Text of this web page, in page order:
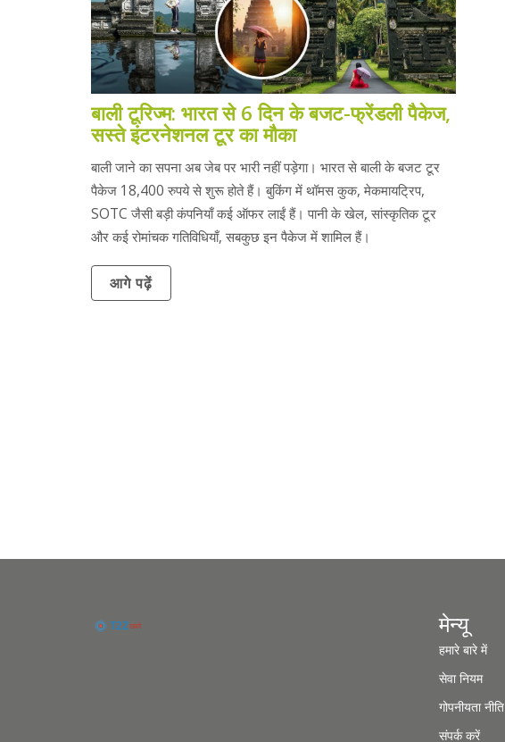
बाली टूरिज्म: भारत से 6 दिन के बजट-फ्रेंडली पैकेज,
सस्ते इंटरनेशनल टूर का मौका
बाली जाने का सपना अब जेब पर भारी नहीं पड़ेगा। भारत से बाली के बजट टूर
पैकेज 18,400 रुपये से शुरू होते हैं। बुकिंग में थॉमस कुक, मेकमायट्रिप,
SOTC जैसी बड़ी कंपनियाँ कई ऑफर लाईं हैं। पानी के खेल, सांस्कृतिक टूर
और कई रोमांचक गतिविधियाँ, सबकुछ इन पैकेज में शामिल हैं।
आगे पढ़ें
मेन्यू
हमारे बारे में
सेवा नियम
गोपनीयता नीति
संपर्क करें